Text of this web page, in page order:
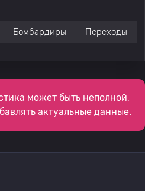
Бомбардиры Переходы
может быть неполной,
актуальные данные.